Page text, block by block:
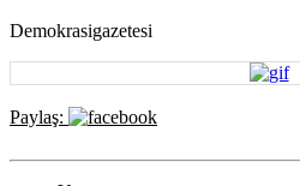
Demokrasigazetesi
Paylaş: